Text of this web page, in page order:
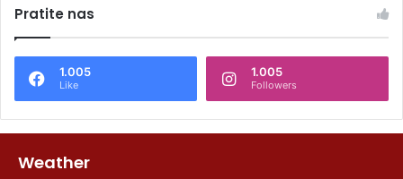
Pratite nas
1.005
Like
1.005
Followers
Weather